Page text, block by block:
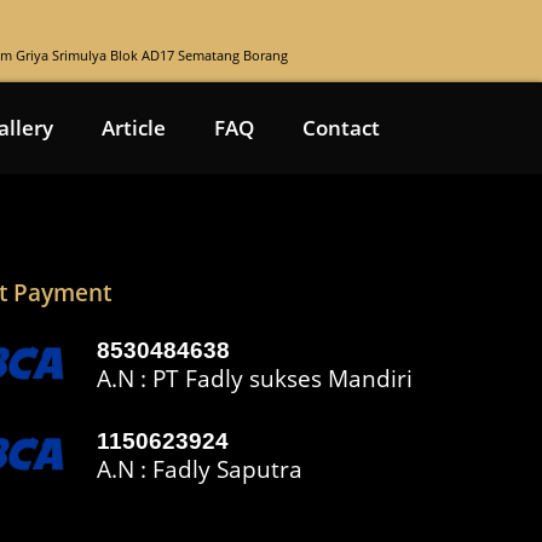
Griya Srimulya Blok AD17 Sematang Borang
Article FAQ Contact
Payment
8530484638
A.N : PT Fadly sukses Mandiri
1150623924
A.N : Fadly Saputra